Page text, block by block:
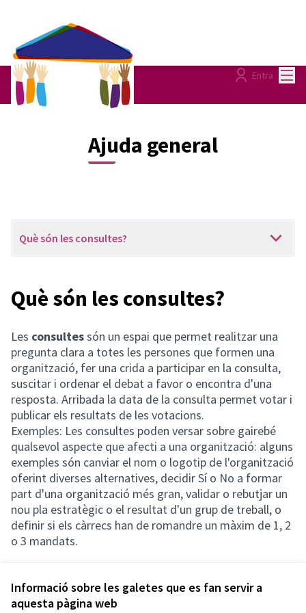
Informació sobre les galetes que es fan servir a
aquesta pàgina web
Entra
Ajuda general
Què són les consultes?
Què són les consultes?
Les consultessón un espai que permet realitzar una
pregunta clara a totes les persones que formen una
organització, fer una crida a participar en la consulta,
suscitar i ordenar el debat a favor o encontra d'una
resposta. Arribada la data de la consulta permet votar i
publicar els resultats de les votacions.
Exemples: Les consultes poden versar sobre gairebé
qualsevol aspecte que afecti a una organització: alguns
exemples són canviar el nom o logotip de l'organització
oferint diverses alternatives, decidir Sí o No a formar
part d'una organització més gran, validar o rebutjar un
nou pla estratègic o el resultat d'un grup de treball, o
definir si els càrrecs han de romandre un màxim de 1, 2
o 3 mandats.
Termes i condicions d'ús